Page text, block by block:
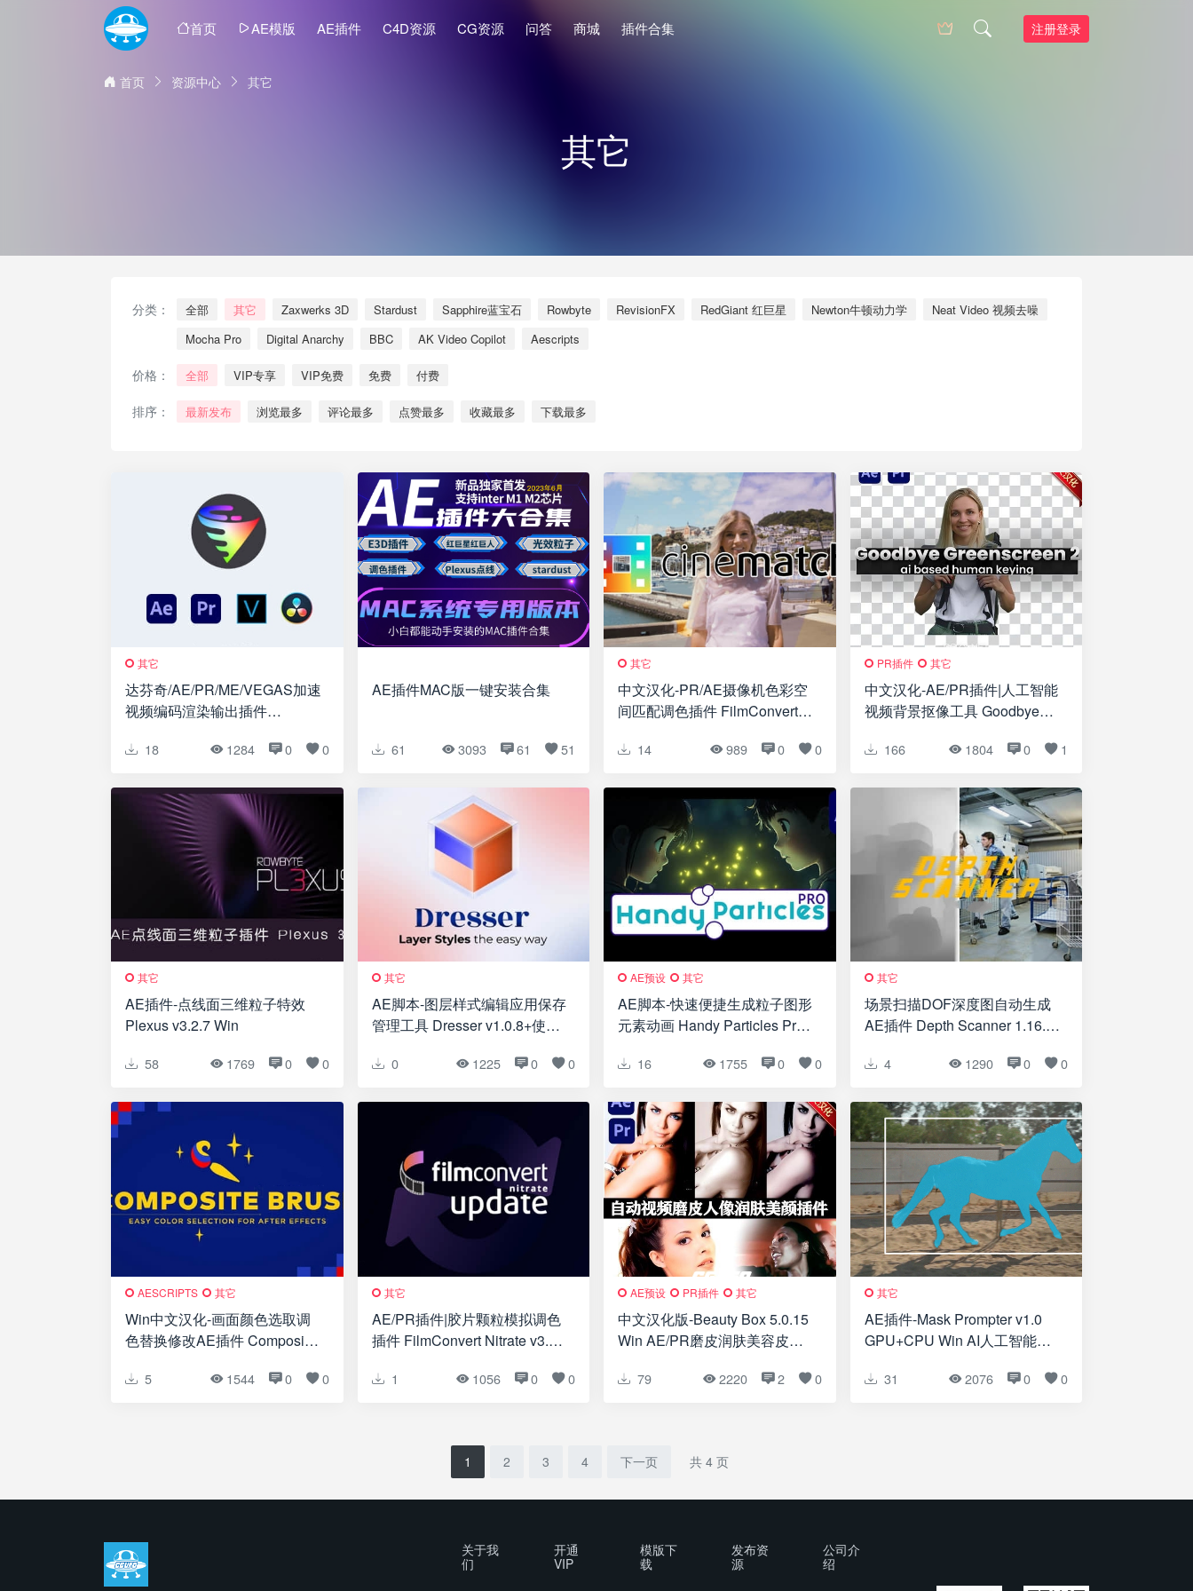
首页 AE模版 AE插件 C4D资源 CG资源 问答 商城 插件合集 注册登录
首页 资源中心 其它
其它
分类： 全部 其它 Zaxwerks 3D Stardust Sapphire蓝宝石 Rowbyte RevisionFX RedGiant 红巨星 Newton牛顿动力学
Neat Video 视频去噪
Mocha Pro
Digital Anarchy BBC AK Video Copilot Aescripts
价格： 全部 VIP专享 VIP免费 免费 付费
排序： 最新发布 浏览最多 评论最多 点赞最多 收藏最多 下载最多
其它
达芬奇/AE/PR/ME/VEGAS加速
视频编码渲染输出插件
专业版
18 1284 0 0
AE插件MAC版一键安装合集
61 3093 61 51
其它
中文汉化-PR/AE摄像机色彩空
间匹配调色插件 FilmConvert
14 989 0 0
PR插件 其它
中文汉化-AE/PR插件|人工智能
视频背景抠像工具 Goodbye
破解版下载
166 1804 0 1
其它
AE插件-点线面三维粒子特效
Plexus v3.2.7 Win
58 1769 0 0
其它
AE脚本-图层样式编辑应用保存
管理工具 Dresser v1.0.8+使用
0 1225 0 0
AE预设 其它
AE脚本-快速便捷生成粒子图形
元素动画 Handy Particles Pro
16 1755 0 0
其它
场景扫描DOF深度图自动生成
AE插件 Depth Scanner 1.16.3
4 1290 0 0
AESCRIPTS 其它
Win中文汉化-画面颜色选取调
色替换修改AE插件 Composite
5 1544 0 0
其它
AE/PR插件|胶片颗粒模拟调色
插件 FilmConvert Nitrate v3.49
1 1056 0 0
AE预设 PR插件 其它
中文汉化版-Beauty Box 5.0.15
Win AE/PR磨皮润肤美容皮肤
79 2220 2 0
其它
AE插件-Mask Prompter v1.0
GPU+CPU Win AI人工智能遮
31 2076 0 0
1 2 3 4 下一页 共 4 页
关于我
们
开通
VIP
模版下
载
发布资
源
公司介
绍